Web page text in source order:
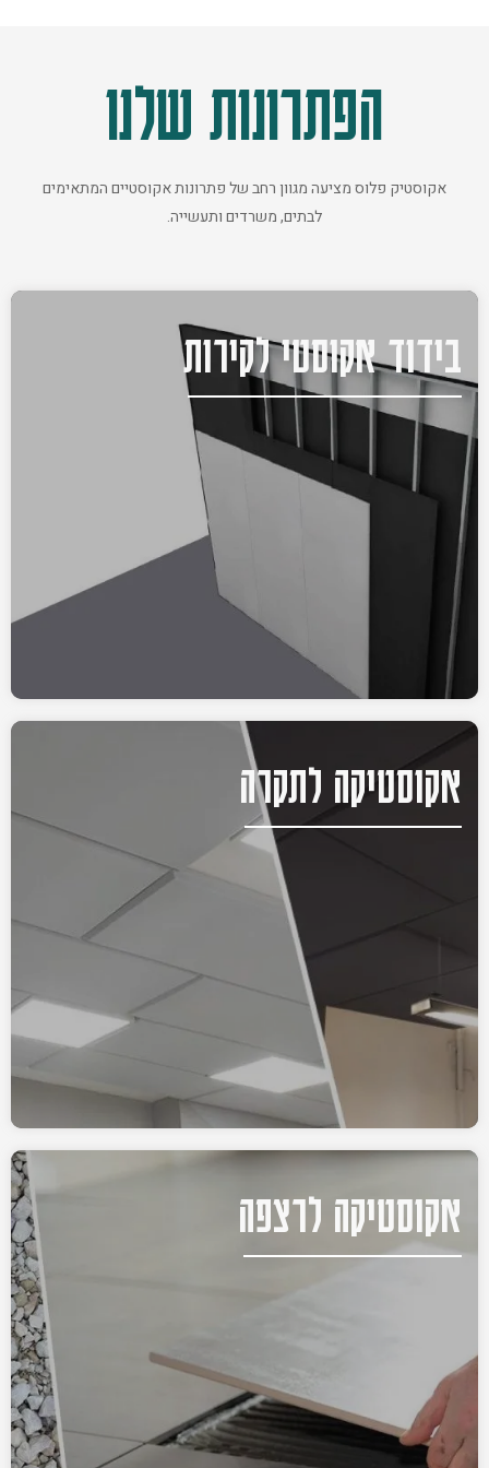
הפתרונות שלנו
אקוסטיק פלוס מציעה מגוון רחב של פתרונות אקוסטיים המתאימים
לבתים, משרדים ותעשייה.
בידוד אקוסטי לקירות
אקוסטיקה לתקרה
אקוסטיקה לרצפה